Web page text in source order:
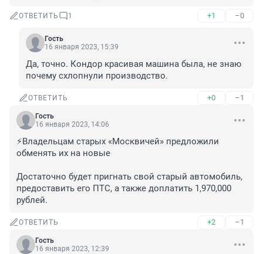
ОТВЕТИТЬ 1 +1 –0
Гость
16 января 2023, 15:39
Да, точно. Кондор красивая машина была, не знаю
почему схлопнули производство.
ОТВЕТИТЬ +0 –1
Гость
16 января 2023, 14:06
⚡️Владельцам старых «Москвичей» предложили
обменять их на новые
Достаточно будет пригнать свой старый автомобиль,
предоставить его ПТС, а также доплатить 1,970,000
рублей.
ОТВЕТИТЬ +2 –1
Гость
16 января 2023, 12:39